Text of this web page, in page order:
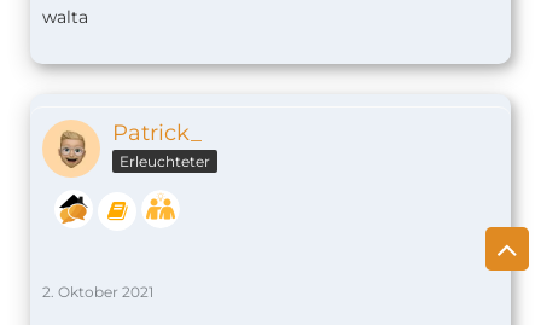
walta
Patrick_
Erleuchteter
2. Oktober 2021